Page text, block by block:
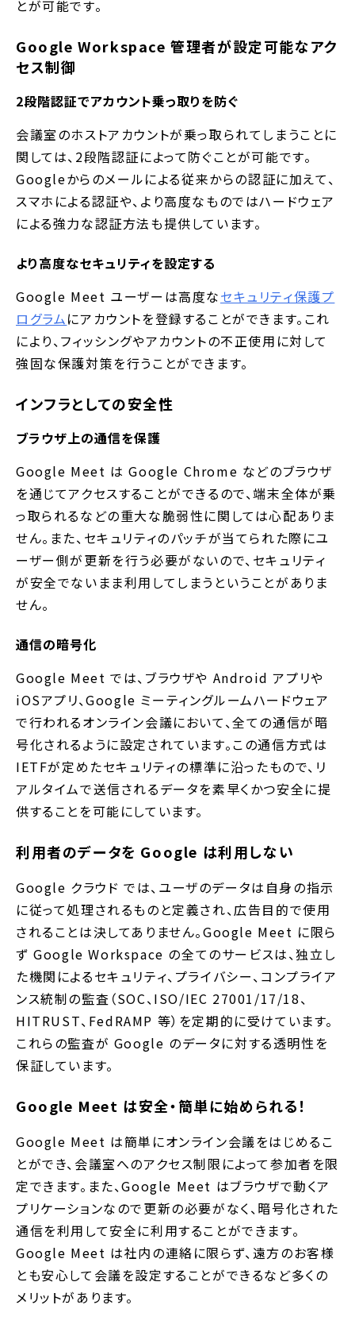
とが可能です。
Google Workspace 管理者が設定可能なアク
セス制御
2段階認証でアカウント乗っ取りを防ぐ
会議室のホストアカウントが乗っ取られてしまうことに
関しては、2段階認証によって防ぐことが可能です。
Googleからのメールによる従来からの認証に加えて、
スマホによる認証や、より高度なものではハードウェア
による強力な認証方法も提供しています。
より高度なセキュリティを設定する
Google Meet ユーザーは高度なセキュリティ保護プ
ログラムにアカウントを登録することができます。これ
により、フィッシングやアカウントの不正使用に対して
強固な保護対策を行うことができます。
インフラとしての安全性
ブラウザ上の通信を保護
Google Meet は Google Chrome などのブラウザ
を通じてアクセスすることができるので、端末全体が乗
っ取られるなどの重大な脆弱性に関しては心配ありま
せん。また、セキュリティのパッチが当てられた際にユ
ーザー側が更新を行う必要がないので、セキュリティ
が安全でないまま利用してしまうということがありま
せん。
通信の暗号化
Google Meet では、ブラウザや Android アプリや
iOSアプリ、Google ミーティングルームハードウェア
で行われるオンライン会議において、全ての通信が暗
号化されるように設定されています。この通信方式は
IETFが定めたセキュリティの標準に沿ったもので、リ
アルタイムで送信されるデータを素早くかつ安全に提
供することを可能にしています。
利用者のデータを Google は利用しない
Google クラウド では、ユーザのデータは自身の指示
に従って処理されるものと定義され、広告目的で使用
されることは決してありません。Google Meet に限ら
ず Google Workspace の全てのサービスは、独立し
た機関によるセキュリティ、プライバシー、コンプライア
ンス統制の監査（SOC、ISO/IEC 27001/17/18、
HITRUST、FedRAMP 等）を定期的に受けています。
これらの監査が Google のデータに対する透明性を
保証しています。
Google Meet は安全・簡単に始められる！
Google Meet は簡単にオンライン会議をはじめるこ
とができ、会議室へのアクセス制限によって参加者を限
定できます。また、Google Meet はブラウザで動くア
プリケーションなので更新の必要がなく、暗号化された
通信を利用して安全に利用することができます。
Google Meet は社内の連絡に限らず、遠方のお客様
とも安心して会議を設定することができるなど多くの
メリットがあります。